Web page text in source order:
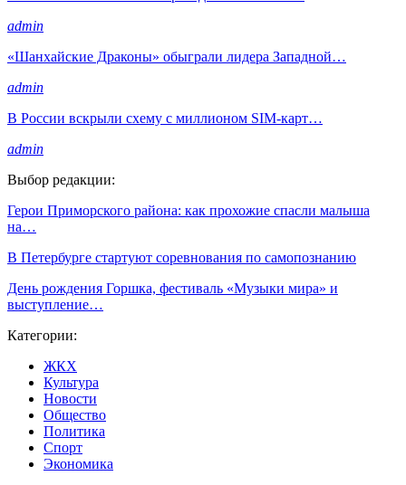
admin
«Шанхайские Драконы» обыграли лидера Западной…
admin
В России вскрыли схему с миллионом SIM-карт…
admin
Выбор редакции:
Герои Приморского района: как прохожие спасли малыша
на…
В Петербурге стартуют соревнования по самопознанию
День рождения Горшка, фестиваль «Музыки мира» и
выступление…
Категории:
ЖКХ
Культура
Новости
Общество
Политика
Спорт
Экономика